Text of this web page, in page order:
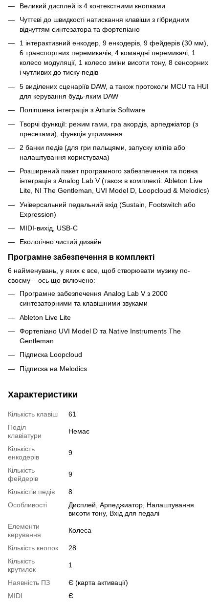
Великий дисплей із 4 контекстними кнопками
Чуттєві до швидкості натискання клавіши з гібридним
відчуттям синтезатора та фортепіано
1 інтерактивний енкодер, 9 енкодерів, 9 фейдерів (30 мм),
6 транспортних перемикачів, 4 командні перемикачі, 1
колесо модуляції, 1 колесо зміни висоти тону, 8 сенсорних
і чутливих до тиску педів
5 виділених сценаріїв DAW, а також протоколи MCU та HUI
для керування будь-яким DAW
Поліпшена інтеграція з Arturia Software
Творчі функції: режим гами, гра акордів, арпеджіатор (з
пресетами), функція утримання
2 банки педів (для гри пальцями, запуску кліпів або
налаштування користувача)
Розширений пакет програмного забезпечення та повна
інтеграція з Analog Lab V (також в комплекті: Ableton Live
Lite, NI The Gentleman, UVI Model D, Loopcloud & Melodics)
Універсальний педальний вхід (Sustain, Footswitch або
Expression)
MIDI-вихід, USB-C
Екологічно чистий дизайн
Програмне забезпечення в комплекті
6 найменувань, у яких є все, щоб створювати музику по-
своєму – ось що включено:
Програмне забезпечення Analog Lab V з 2000
синтезаторними та клавішними звуками
Ableton Live Lite
Фортепіано UVI Model D та Native Instruments The
Gentleman
Підписка Loopcloud
Підписка на Melodics
Характеристики
Кількість клавіш
61
Поділ
клавіатури
Немає
Кількість
енкодерів
9
Кількість
фейдерів
9
Кількістів педів
8
Особливості
Дисплей, Арпеджиатор, Налаштування
висоти тону, Вхід для педалі
Елементи
керування
Колеса
Кількість кнопок
28
Кількість
крутилок
1
Наявність ПЗ
Є (карта активації)
MIDI
Є